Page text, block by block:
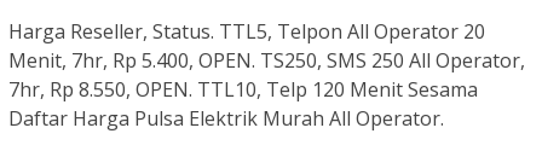
Harga Reseller, Status. TTL5, Telpon All Operator 20
Menit, 7hr, Rp 5.400, OPEN. TS250, SMS 250 All Operator,
7hr, Rp 8.550, OPEN. TTL10, Telp 120 Menit Sesama
Daftar Harga Pulsa Elektrik Murah All Operator.